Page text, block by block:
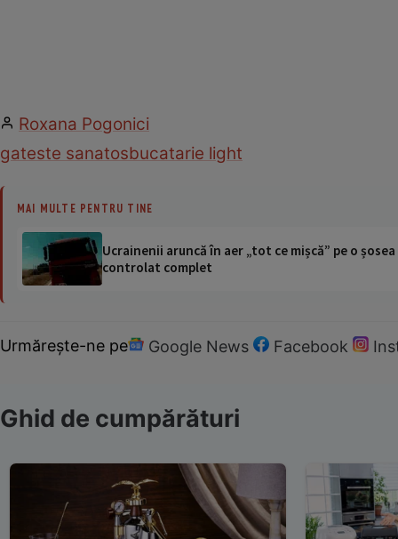
Roxana Pogonici
gateste sanatosbucatarie light
MAI MULTE PENTRU TINE
Ucrainenii aruncă în aer „tot ce mișcă” pe o
controlat complet
Urmărește-ne pe Google News Facebook
Ghid de cumpărături